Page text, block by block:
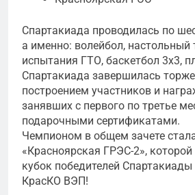
Спартакиада проводилась по
а именно: волейбол, настольный
испытания ГТО, баскетбол 3х3,
Спартакиада завершилась
построением участников и
занявших с первого по третье
подарочными сертификатами.
Чемпионом в общем зачете
«Красноярская ГРЭС-2»,
кубок победителей
КрасКО ВЭП!